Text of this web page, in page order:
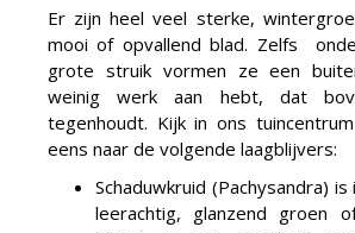
Er zijn heel veel sterke,
mooi of opvallend blad. Zelfs
grote struik vormen ze een
weinig werk aan hebt, dat
tegenhoudt. Kijk in ons
eens naar de volgende laagblijvers:
Schaduwkruid (Pachysandra)
leerachtig, glanzend groen